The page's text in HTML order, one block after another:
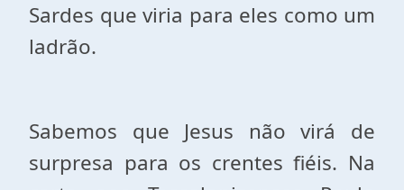
Sardes que viria para eles como um
ladrão.
Sabemos que Jesus não virá de
surpresa para os crentes fiéis. Na